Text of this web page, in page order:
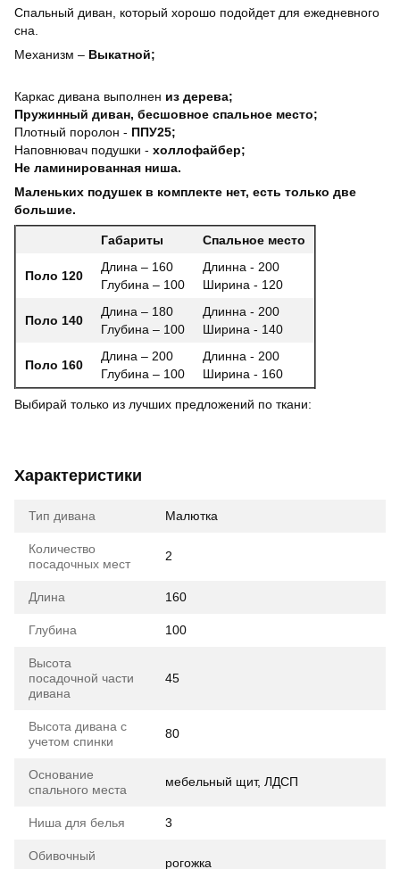
Спальный диван, который хорошо подойдет для ежедневного
сна.
Механизм – Выкатной;
Каркас дивана выполнен из дерева;
Пружинный диван, бесшовное спальное место;
Плотный поролон - ППУ25;
Наповнювач подушки - холлофайбер;
Не ламинированная ниша.
Маленьких подушек в комплекте нет, есть только две
большие.
Габариты Спальное место
Поло 120
Длина – 160
Глубина – 100
Длинна - 200
Ширина - 120
Поло 140
Длина – 180
Глубина – 100
Длинна - 200
Ширина - 140
Поло 160
Длина – 200
Глубина – 100
Длинна - 200
Ширина - 160
Выбирай только из лучших предложений по ткани:
Характеристики
Тип дивана Малютка
Количество
посадочных мест
2
Длина 160
Глубина 100
Высота
посадочной части
дивана
45
Высота дивана с
учетом спинки
80
Основание
спального места
мебельный щит, ЛДСП
Ниша для белья 3
Обивочный
рогожка